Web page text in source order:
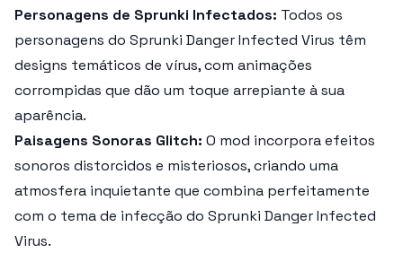
Personagens de Sprunki Infectados: Todos os
personagens do Sprunki Danger Infected Virus têm
designs temáticos de vírus, com animações
corrompidas que dão um toque arrepiante à sua
aparência.
Paisagens Sonoras Glitch: O mod incorpora efeitos
sonoros distorcidos e misteriosos, criando uma
atmosfera inquietante que combina perfeitamente
com o tema de infecção do Sprunki Danger Infected
Virus.